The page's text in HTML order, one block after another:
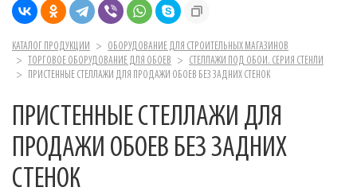
КАТАЛОГ ПРОДУКЦИИ
ОБОРУДОВАНИЕ ДЛЯ СТРОИТЕЛЬНЫХ МАГАЗИНОВ
ТОРГОВОЕ ОБОРУДОВАНИЕ ДЛЯ ОБОЕВ
СТЕЛЛАЖИ ПОД ОБОИ. СЕРИЯ СТЕНЛИ
ПРИСТЕННЫЕ СТЕЛЛАЖИ ДЛЯ ПРОДАЖИ ОБОЕВ БЕЗ ЗАДНИХ СТЕНОК
ПРИСТЕННЫЕ СТЕЛЛАЖИ ДЛЯ
ПРОДАЖИ ОБОЕВ БЕЗ ЗАДНИХ
СТЕНОК